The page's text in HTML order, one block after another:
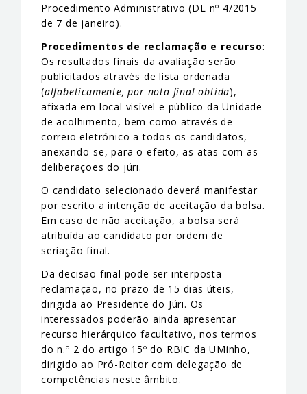
Procedimento Administrativo (DL nº 4/2015
de 7 de janeiro).
Procedimentos de reclamação e recurso:
Os resultados finais da avaliação serão
publicitados através de lista ordenada
(alfabeticamente, por nota final obtida),
afixada em local visível e público da Unidade
de acolhimento, bem como através de
correio eletrónico a todos os candidatos,
anexando-se, para o efeito, as atas com as
deliberações do júri.
O candidato selecionado deverá manifestar
por escrito a intenção de aceitação da bolsa.
Em caso de não aceitação, a bolsa será
atribuída ao candidato por ordem de
seriação final.
Da decisão final pode ser interposta
reclamação, no prazo de 15 dias úteis,
dirigida ao Presidente do Júri. Os
interessados poderão ainda apresentar
recurso hierárquico facultativo, nos termos
do n.º 2 do artigo 15º do RBIC da UMinho,
dirigido ao Pró-Reitor com delegação de
competências neste âmbito.